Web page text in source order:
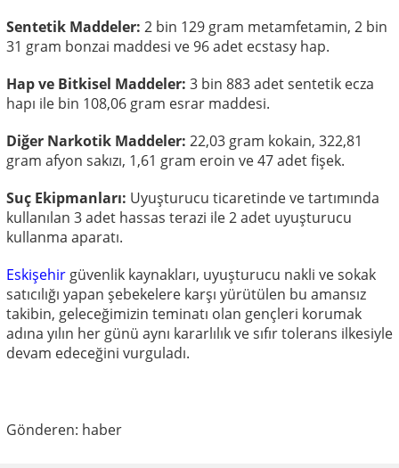
Sentetik Maddeler: 2 bin 129 gram metamfetamin, 2 bin
31 gram bonzai maddesi ve 96 adet ecstasy hap.
Hap ve Bitkisel Maddeler: 3 bin 883 adet sentetik ecza
hapı ile bin 108,06 gram esrar maddesi.
Diğer Narkotik Maddeler: 22,03 gram kokain, 322,81
gram afyon sakızı, 1,61 gram eroin ve 47 adet fişek.
Suç Ekipmanları: Uyuşturucu ticaretinde ve tartımında
kullanılan 3 adet hassas terazi ile 2 adet uyuşturucu
kullanma aparatı.
Eskişehir güvenlik kaynakları, uyuşturucu nakli ve sokak
satıcılığı yapan şebekelere karşı yürütülen bu amansız
takibin, geleceğimizin teminatı olan gençleri korumak
adına yılın her günü aynı kararlılık ve sıfır tolerans ilkesiyle
devam edeceğini vurguladı.
Gönderen: haber